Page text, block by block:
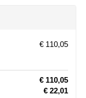
€ 110,05
€ 110,05
€ 22,01